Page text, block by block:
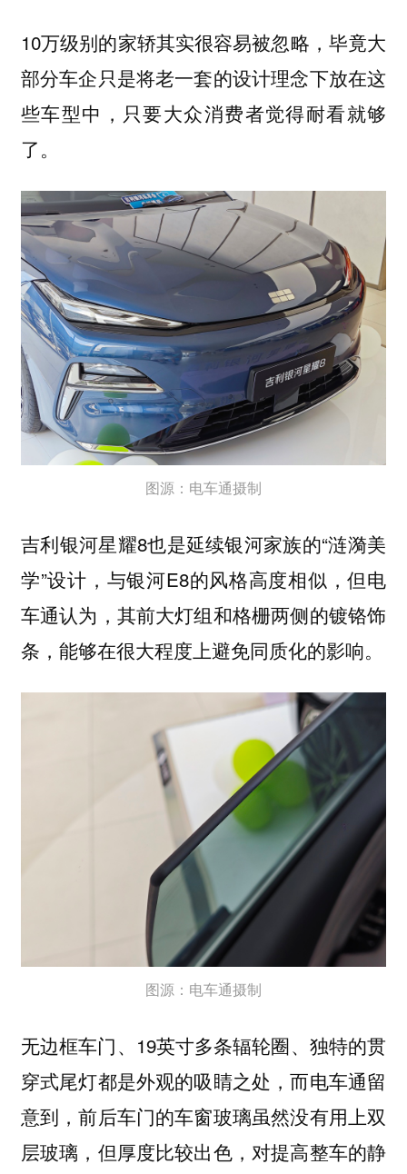
10万级别的家轿其实很容易被忽略，毕竟大
部分车企只是将老一套的设计理念下放在这
些车型中，只要大众消费者觉得耐看就够
了。
图源：电车通摄制
吉利银河星耀8也是延续银河家族的“涟漪美
学”设计，与银河E8的风格高度相似，但电
车通认为，其前大灯组和格栅两侧的镀铬饰
条，能够在很大程度上避免同质化的影响。
图源：电车通摄制
无边框车门、19英寸多条辐轮圈、独特的贯
穿式尾灯都是外观的吸睛之处，而电车通留
意到，前后车门的车窗玻璃虽然没有用上双
层玻璃，但厚度比较出色，对提高整车的静